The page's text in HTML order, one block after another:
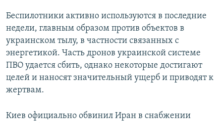
Беспилотники активно используются в последние
недели, главным образом против объектов в
украинском тылу, в частности связанных с
энергетикой. Часть дронов украинской системе
ПВО удается сбить, однако некоторые достигают
целей и наносят значительный ущерб и приводят к
жертвам.
Киев официально обвинил Иран в снабжении